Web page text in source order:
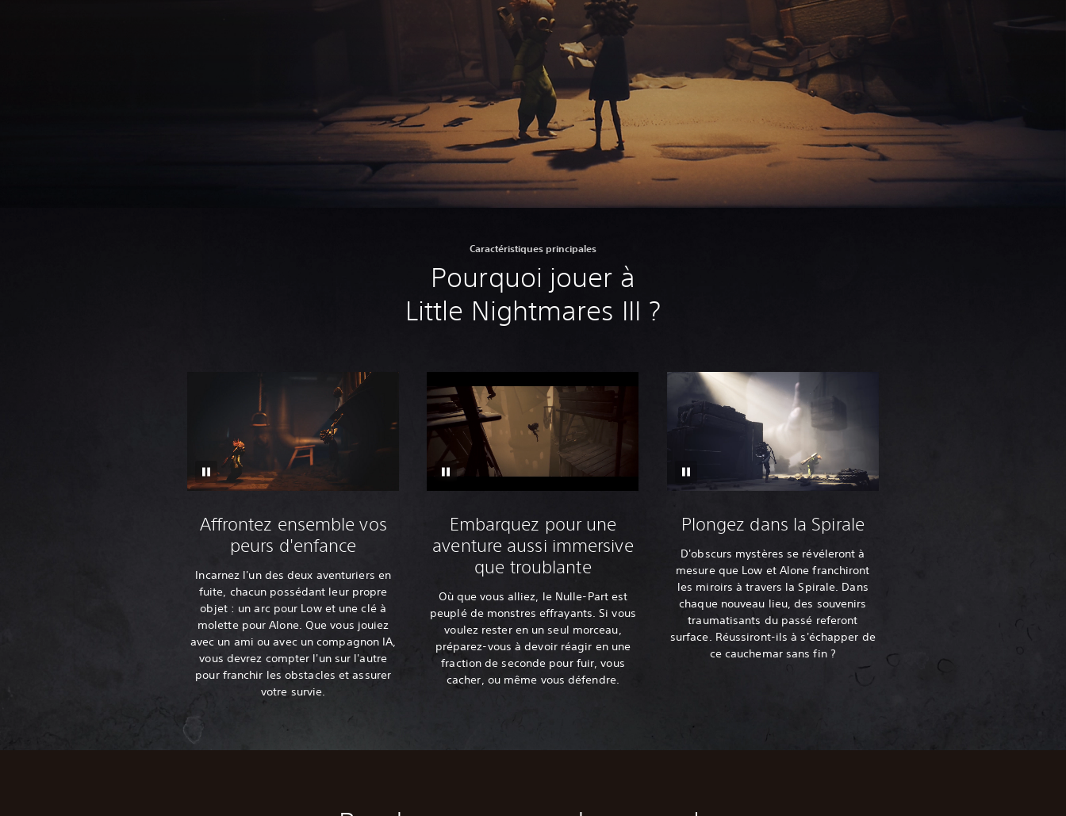
Caractéristiques principales
Pourquoi jouer à
Little Nightmares III ?
Affrontez ensemble vos
peurs d'enfance
Incarnez l'un des deux aventuriers en
fuite, chacun possédant leur propre
objet : un arc pour Low et une clé à
molette pour Alone. Que vous jouiez
avec un ami ou avec un compagnon IA,
vous devrez compter l'un sur l'autre
pour franchir les obstacles et assurer
votre survie.
Embarquez pour une
aventure aussi immersive
que troublante
Où que vous alliez, le Nulle-Part est
peuplé de monstres effrayants. Si vous
voulez rester en un seul morceau,
préparez-vous à devoir réagir en une
fraction de seconde pour fuir, vous
cacher, ou même vous défendre.
Plongez dans la Spirale
D'obscurs mystères se révéleront à
mesure que Low et Alone franchiront
les miroirs à travers la Spirale. Dans
chaque nouveau lieu, des souvenirs
traumatisants du passé referont
surface. Réussiront-ils à s'échapper de
ce cauchemar sans fin ?